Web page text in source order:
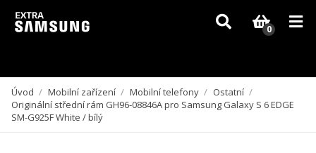
Vzhledem k aktuální situaci se může dodání dílů, které nejsou skladem,
zpozdit. Děkujeme za pochopení.
0
Úvod / Mobilní zařízení / Mobilní telefony / Ostatní /
Originální střední rám GH96-08846A pro Samsung Galaxy S 6 EDGE
SM-G925F White / bílý